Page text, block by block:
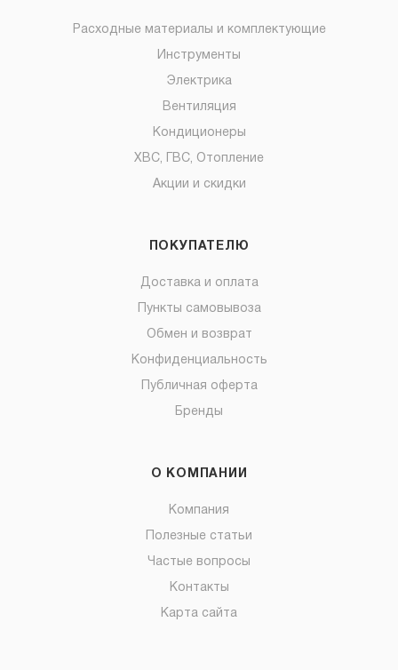
Расходные материалы и комплектующие
Инструменты
Электрика
Вентиляция
Кондиционеры
ХВС, ГВС, Отопление
Акции и скидки
ПОКУПАТЕЛЮ
Доставка и оплата
Пункты самовывоза
Обмен и возврат
Конфиденциальность
Публичная оферта
Бренды
О КОМПАНИИ
Компания
Полезные статьи
Частые вопросы
Контакты
Карта сайта